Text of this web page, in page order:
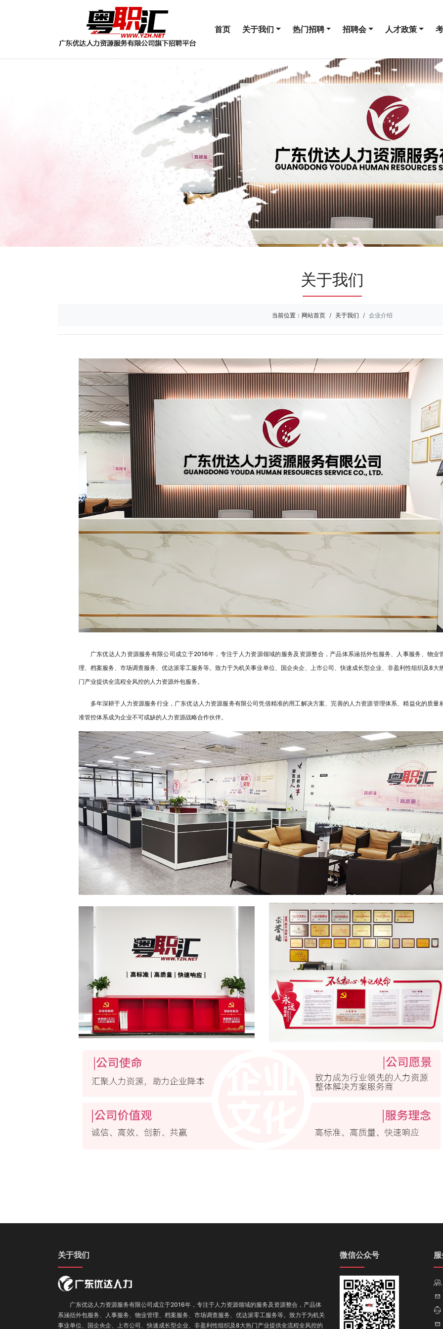
首页 关于我们 热门招聘 招聘会 人才政策
关于我们
当前位置： 网站首页 关于我们 企业介绍
广东优达人力资源服务有限公司成立于2016年，专注于人力资源领域的服务及资源整合，产品体系涵括外包服务、人事服务、物业
理、档案服务、市场调查服务、优达派零工服务等。致力于为机关事业单位、国企央企、上市公司、快速成长型企业、非盈利性组织及8大
门产业提供全流程全风控的人力资源外包服务。
多年深耕于人力资源服务行业，广东优达人力资源服务有限公司凭借精准的用工解决方案、完善的人力资源管理体系、精益化的质量
准管控体系成为企业不可或缺的人力资源战略合作伙伴。
关于我们
广东优达人力资源服务有限公司成立于2016年，专注于人力资源领域的服务及资源整合，产品体
系涵括外包服务
人事服务、 物业管理、 档案服务 市场调查服务 、优达派零工服务等。致力于为机关
事业单位、国企央企、上市公司、快速成长型企业、非盈利性组织及8大热门产业提供全流程全风控的
微信公众号